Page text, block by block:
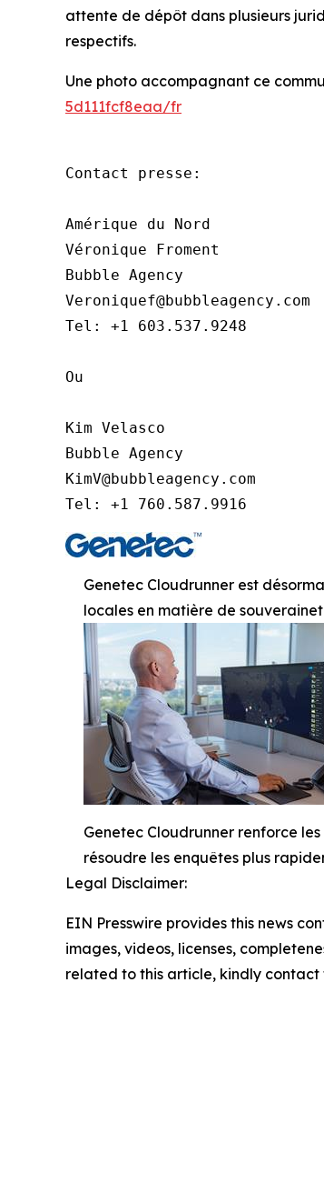
attente de dépôt dans plusieurs
respectifs.
Une photo accompagnant ce
5d111fcf8eaa/fr
Contact presse:
Amérique du Nord
Véronique Froment
Bubble Agency
Veroniquef@bubbleagency.com
Tel: +1 603.537.9248
Ou
Kim Velasco
Bubble Agency
KimV@bubbleagency.com
Tel: +1 760.587.9916
Genetec Cloudrunner est
locales en matière de
Genetec Cloudrunner renforce
résoudre les enquêtes plus
Legal Disclaimer:
EIN Presswire provides this news
images, videos, licenses,
related to this article, kindly contact